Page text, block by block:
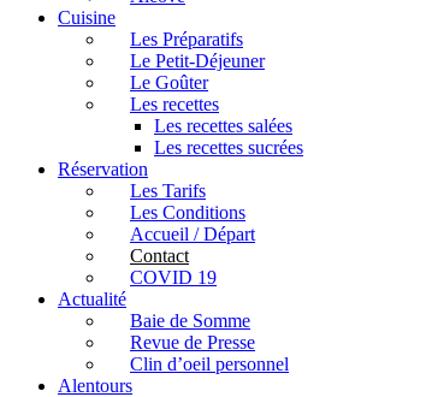
Cuisine
Les Préparatifs
Le Petit-Déjeuner
Le Goûter
Les recettes
Les recettes salées
Les recettes sucrées
Réservation
Les Tarifs
Les Conditions
Accueil / Départ
Contact
COVID 19
Actualité
Baie de Somme
Revue de Presse
Clin d’oeil personnel
Alentours